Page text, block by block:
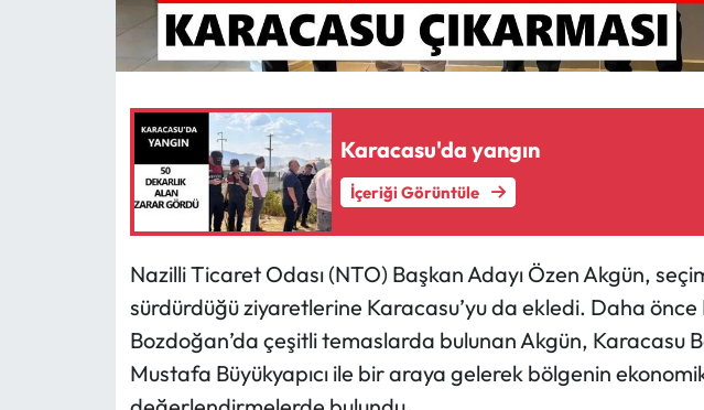
Karacasu'da yangın
İçeriği Görüntüle
Nazilli Ticaret Odası (NTO) Başkan Adayı Özen Akgün,
sürdürdüğü ziyaretlerine Karacasu’yu da ekledi. Daha
Bozdoğan’da çeşitli temaslarda bulunan Akgün, Karacasu
Mustafa Büyükyapıcı ile bir araya gelerek bölgenin
YAŞAM
RESMİ İLANLAR
HABER İLAN